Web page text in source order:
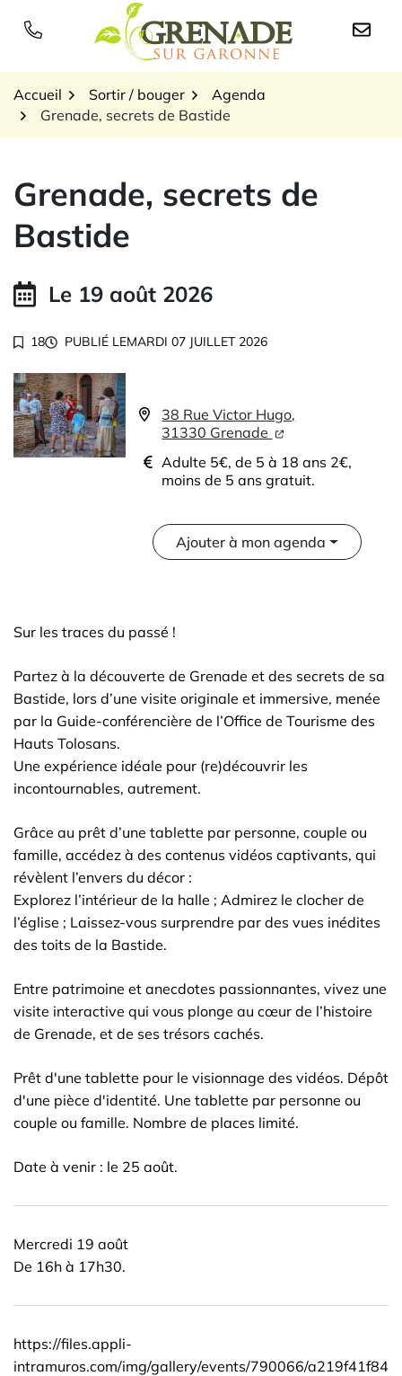
Logo Grenade sur
Accueil Sortir / bouger
Agenda
Grenade, secrets de Bastide
Grenade, secrets de
Bastide
Le 19 août 2026
18 PUBLIÉ LEMARDI 07 JUILLET 2026
38 Rue Victor Hugo,
31330 Grenade
Adulte 5€, de 5 à 18 ans 2€,
moins de 5 ans gratuit.
Ajouter à mon agenda
Sur les traces du passé !
Partez à la découverte de Grenade et des secrets de sa
Bastide, lors d’une visite originale et immersive, menée
par la Guide-conférencière de l’Office de Tourisme des
Hauts Tolosans.
Une expérience idéale pour (re)découvrir les
incontournables, autrement.
Grâce au prêt d’une tablette par personne, couple ou
famille, accédez à des contenus vidéos captivants, qui
révèlent l’envers du décor :
Explorez l’intérieur de la halle ; Admirez le clocher de
l’église ; Laissez-vous surprendre par des vues inédites
des toits de la Bastide.
Entre patrimoine et anecdotes passionnantes, vivez une
visite interactive qui vous plonge au cœur de l’histoire
de Grenade, et de ses trésors cachés.
Prêt d'une tablette pour le visionnage des vidéos. Dépôt
d'une pièce d'identité. Une tablette par personne ou
couple ou famille. Nombre de places limité.
Date à venir : le 25 août.
Mercredi 19 août
De 16h à 17h30.
https://files.appli-
intramuros.com/img/gallery/events/790066/a219f41f84